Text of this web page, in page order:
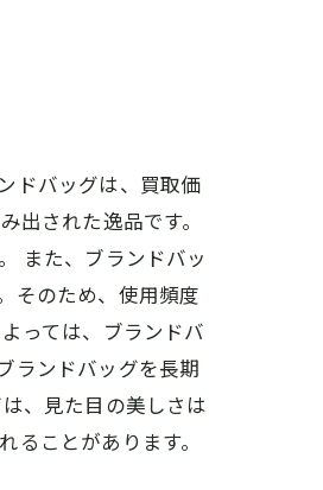
ドバッグは、買取価
された逸品です。
また、ブランドバッ
そのため、使用頻度
っては、ブランドバ
ランドバッグを長期
、見た目の美しさは
ことがあります。